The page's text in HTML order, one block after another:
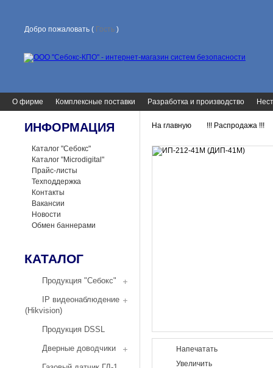
Добро пожаловать ( Гость )
О фирме Комплексные поставки Разработка и производство
ИНФОРМАЦИЯ
Каталог "Себокс"
Каталог "Microdigital"
Прайс-листы
Техподдержка
Контакты
Вакансии
Новости
Обмен баннерами
КАТАЛОГ
Продукция "Себокс"
IP видеонаблюдение
(Hikvision)
Продукция DSSL
Дверные доводчики
На главную !!! Распродажа !!!
Напечатать
Увеличить